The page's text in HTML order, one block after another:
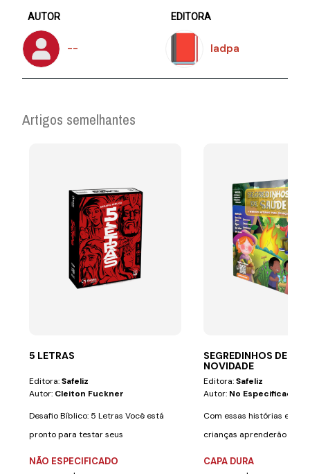
AUTOR
--
EDITORA
Iadpa
Artigos semelhantes
5 LETRAS
Editora:Safeliz
Autor: Cleiton Fuckner
Desafio Bíblico: 5 Letras Você está
pronto para testar seus
NÃO ESPECIFICADO
SEGREDINHOS DE
NOVIDADE
Editora:Safeliz
Autor: No Especificado
Com essas histórias
crianças aprenderão a
CAPA DURA